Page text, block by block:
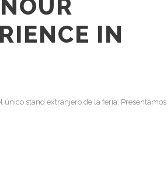
OUR
IN
stand extranjero de la feria. Presentamos